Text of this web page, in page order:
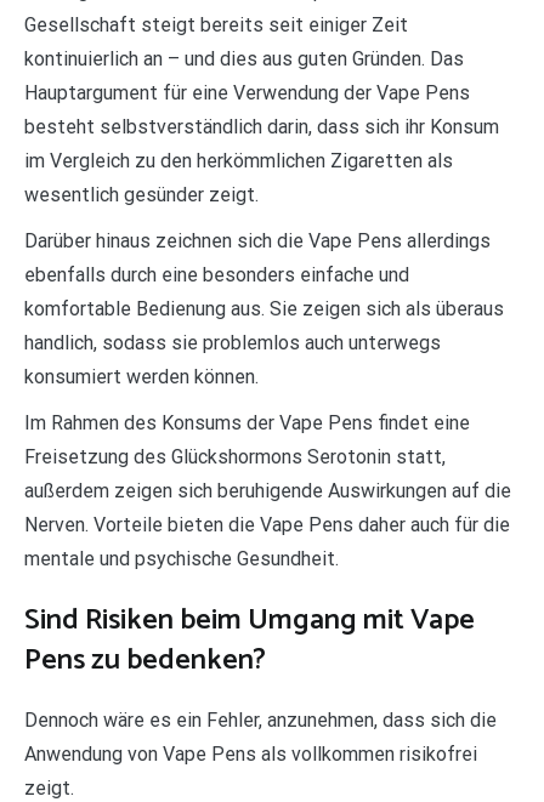
Gesellschaft steigt bereits seit einiger Zeit
kontinuierlich an – und dies aus guten Gründen. Das
Hauptargument für eine Verwendung der Vape Pens
besteht selbstverständlich darin, dass sich ihr Konsum
im Vergleich zu den herkömmlichen Zigaretten als
wesentlich gesünder zeigt.
Darüber hinaus zeichnen sich die Vape Pens allerdings
ebenfalls durch eine besonders einfache und
komfortable Bedienung aus. Sie zeigen sich als überaus
handlich, sodass sie problemlos auch unterwegs
konsumiert werden können.
Im Rahmen des Konsums der Vape Pens findet eine
Freisetzung des Glückshormons Serotonin statt,
außerdem zeigen sich beruhigende Auswirkungen auf die
Nerven. Vorteile bieten die Vape Pens daher auch für die
mentale und psychische Gesundheit.
Sind Risiken beim Umgang mit Vape
Pens zu bedenken?
Dennoch wäre es ein Fehler, anzunehmen, dass sich die
Anwendung von Vape Pens als vollkommen risikofrei
zeigt.